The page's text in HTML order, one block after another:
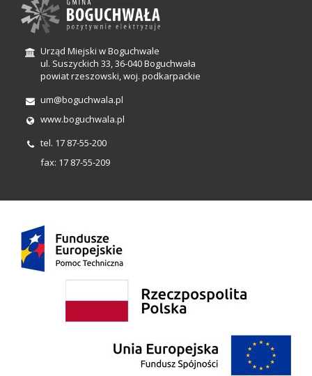
Urząd Miejski w Boguchwale
ul. Suszyckich 33, 36-040 Boguchwała
powiat rzeszowski, woj. podkarpackie
um@boguchwala.pl
www.boguchwala.pl
tel. 17 87-55-200
fax: 17 87-55-209